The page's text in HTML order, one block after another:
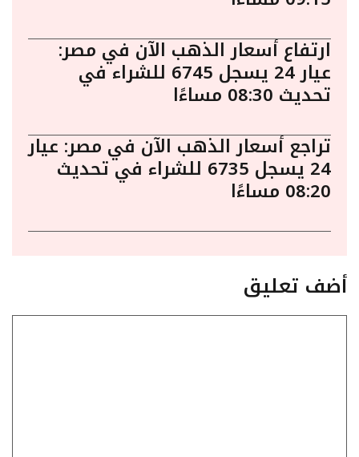
ارتفاع أسعار الذهب الآن في مصر:
عيار 24 يسجل 6745 للشراء في
تحديث 08:30 مساءًا
تراجع أسعار الذهب الآن في مصر: عيار
24 يسجل 6735 للشراء في تحديث
08:20 مساءًا
أضف تعليق